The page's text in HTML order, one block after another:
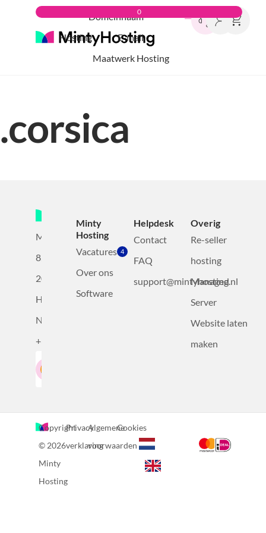
Domeinnaam
Hosting
E-mail
Maatwerk Hosting
0
.corsica
Mollerusweg
82
2031BZ
Haarlem,
Nederland
+31232305815
Minty
Hosting
Vacatures 4
Over ons
Software
Helpdesk
Contact
FAQ
support@mintyhosting.nl
Overig
Re-seller
hosting
Managed
Server
Website laten
maken
Copyright
© 2026
Minty
Hosting
Privacy
verklaring
Algemene
voorwaarden
Cookies